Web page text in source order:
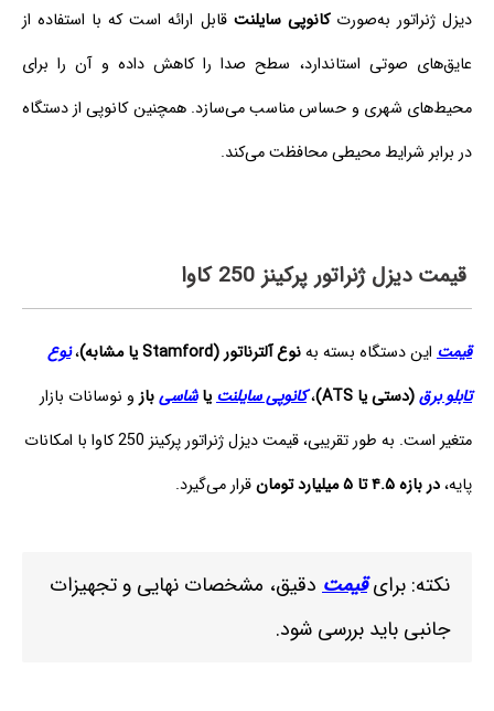
دیزل ژنراتور به‌صورتکانوپی سایلنت قابل ارائه است که با استفاده از
عایق‌های صوتی استاندارد، سطح صدا را کاهش داده و آن را برای
محیط‌های شهری و حساس مناسب می‌سازد. همچنین کانوپی از دستگاه
در برابر شرایط محیطی محافظت می‌کند.
قیمت دیزل ژنراتور پرکینز 250 کاوا
قیمت این دستگاه بسته بهنوع آلترناتور (Stamford یا مشابه) ،نوع
تابلو برق(دستی یا ATS) ،کانوپی سایلنتیاشاسیبازو نوسانات بازار
متغیر است. به طور تقریبی، قیمت دیزل ژنراتور پرکینز 250 کاوا با امکانات
پایه،در بازه ۴.۵ تا ۵ میلیارد تومان قرار می‌گیرد.
نکته: برایقیمت دقیق، مشخصات نهایی و تجهیزات
جانبی باید بررسی شود.